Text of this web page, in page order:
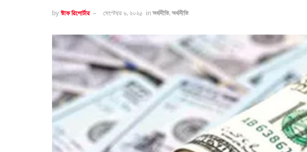
by স্টাফ রিপোর্টার সেপ্টেম্বর ৬, ২০২৫ in অর্থনীতি,অর্থনীতি